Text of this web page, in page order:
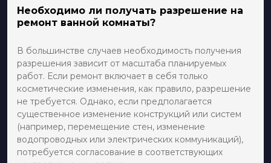
Необходимо ли получать разрешение на
ремонт ванной комнаты?
В большинстве случаев необходимость получения
разрешения зависит от масштаба планируемых
работ. Если ремонт включает в себя только
косметические изменения, как правило, разрешение
не требуется. Однако, если предполагается
существенное изменение конструкций или систем
(например, перемещение стен, изменение
водопроводных или электрических коммуникаций),
потребуется согласование в соответствующих